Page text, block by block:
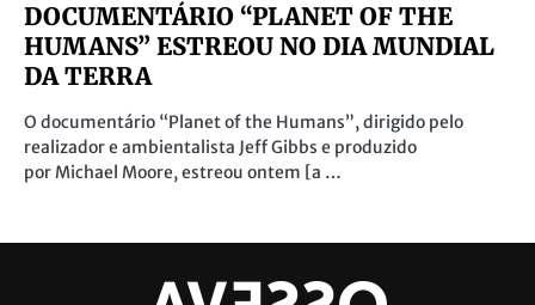
DOCUMENTÁRIO “PLANET OF THE
HUMANS” ESTREOU NO DIA MUNDIAL
DA TERRA
O documentário “Planet of the Humans”, dirigido pelo
realizador e ambientalista Jeff Gibbs e produzido
por Michael Moore, estreou ontem [a …